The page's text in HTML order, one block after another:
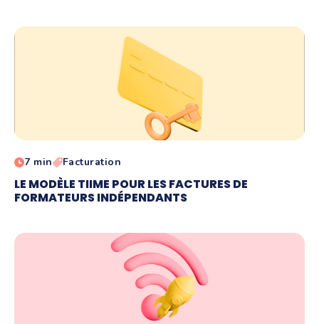
7 min Facturation
LE MODÈLE TIIME POUR LES FACTURES DE
FORMATEURS INDÉPENDANTS